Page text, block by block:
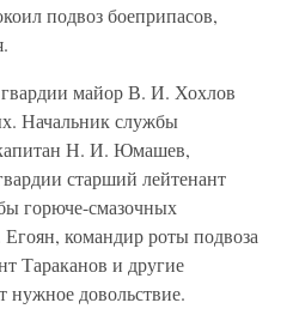
подвоз боеприпасов,
майор В. И. Хохлов
Начальник службы
Н. И. Юмашев,
старший лейтенант
горюче-смазочных
командир роты подвоза
Тараканов и другие
нужное довольствие.